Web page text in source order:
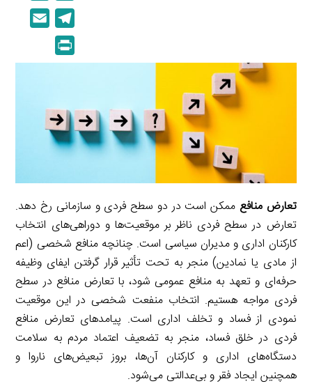
o
p
y
L
n
k
i
n
e
e
l
r
a
m
r
n
t
تعارض منافع ممکن است در دو سطح فردی و سازمانی رخ دهد.
تعارض در سطح فردی ناظر بر موقعیت‌ها و دوراهی‌های انتخاب
کارکنان اداری و مدیران سیاسی است. چنانچه منافع شخصی (اعم
از مادی یا نمادین) منجر به تحت تأثیر قرار گرفتن ایفای وظیفه
حرفه‌ای و تعهد به منافع عمومی شود، با تعارض منافع در سطح
فردی مواجه هستیم. انتخاب منفعت شخصی در این موقعیت
نمودی از فساد و تخلف اداری است. پیامدهای تعارض منافع
فردی در خلق فساد، منجر به تضعیف اعتماد مردم به سلامت
دستگاه‌های اداری و کارکنان آن‌ها، بروز تبعیض‌های ناروا و
همچنین ایجاد فقر و بی‌عدالتی می‌شود.